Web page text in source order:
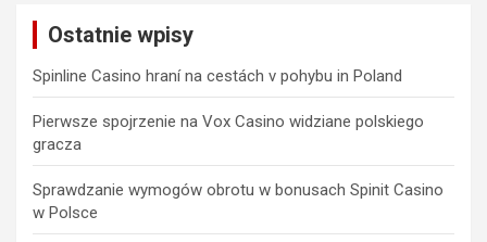
Ostatnie wpisy
Spinline Casino hraní na cestách v pohybu in Poland
Pierwsze spojrzenie na Vox Casino widziane polskiego
gracza
Sprawdzanie wymogów obrotu w bonusach Spinit Casino
w Polsce